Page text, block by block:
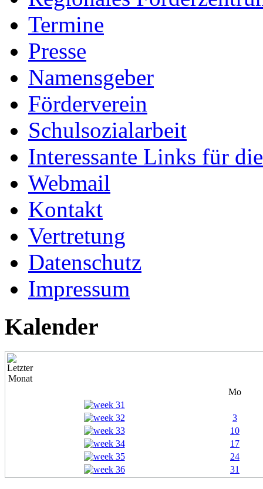
Termine
Presse
Namensgeber
Förderverein
Schulsozialarbeit
Interessante Links für
Webmail
Kontakt
Vertretung
Datenschutz
Impressum
Kalender
Mo
3
10
17
24
31